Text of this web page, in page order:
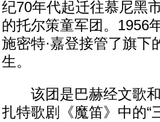
纪70年代起迁往慕尼黑
的托尔策童军团。1956
施密特·嘉登接管了旗下
生。
该团是巴赫经文歌和
扎特歌剧《魔笛》中的“